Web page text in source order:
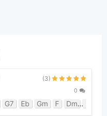
(3)
0
G7 Eb Gm F Dm